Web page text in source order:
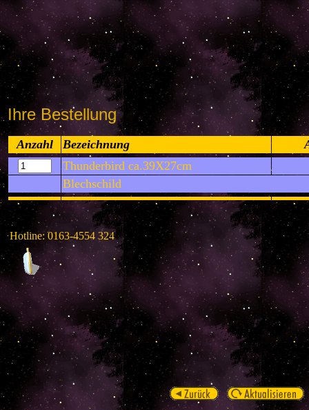
Ihre Bestellung
Anzahl Bezeichnung
Thunderbird ca.39X27cm
Blechschild
Hotline: 0163-4554 324